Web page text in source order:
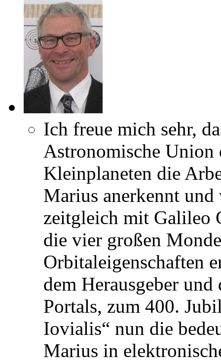
Ich freue mich sehr,
Astronomische Union
Kleinplaneten die
Marius anerkennt
zeitgleich mit Galileo
die vier großen
Orbitaleigenschaften
dem Herausgeber
Portals, zum 400.
Iovialis“ nun die
Marius in